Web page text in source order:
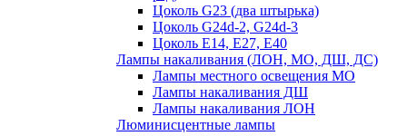
Цоколь G23 (два штырька)
Цоколь G24d-2, G24d-3
Цоколь Е14, Е27, Е40
Лампы накаливания (ЛОН, МО, ДШ, ДС)
Лампы местного освещения МО
Лампы накаливания ДШ
Лампы накаливания ЛОН
Люминисцентные лампы